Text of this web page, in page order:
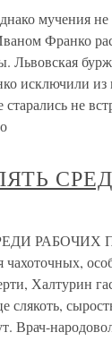
мучения не
Франко
Львовская
исключили из
не
РАБОЧИХ
чахоточных,
Халтурин
слякоть,
Врач-